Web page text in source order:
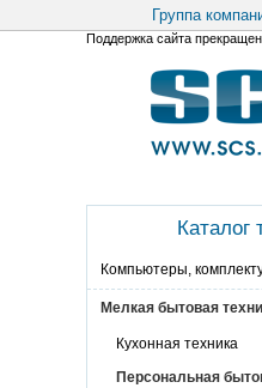
Группа
Поддержка сайта
Каталог
Компьютеры,
Мелкая бытовая
Кухонная техника
Персональная